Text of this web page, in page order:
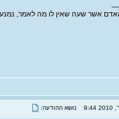
אשר שעה שאין לו מה לאמר, נמנע
נושא ההודעה: